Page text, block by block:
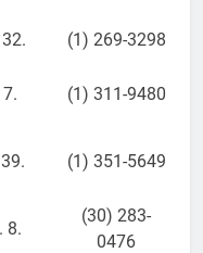
(1) 269-3298
(1) 311-9480
(1) 351-5649
8.
(30) 283-
0476